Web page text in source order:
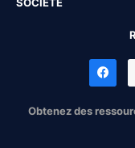
Obtenez des